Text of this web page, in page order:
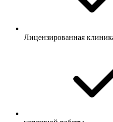
Лицензированная